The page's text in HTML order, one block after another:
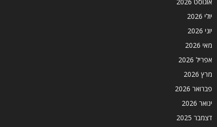
אוגוסט 2026
יולי 2026
יוני 2026
מאי 2026
אפריל 2026
מרץ 2026
פברואר 2026
ינואר 2026
דצמבר 2025